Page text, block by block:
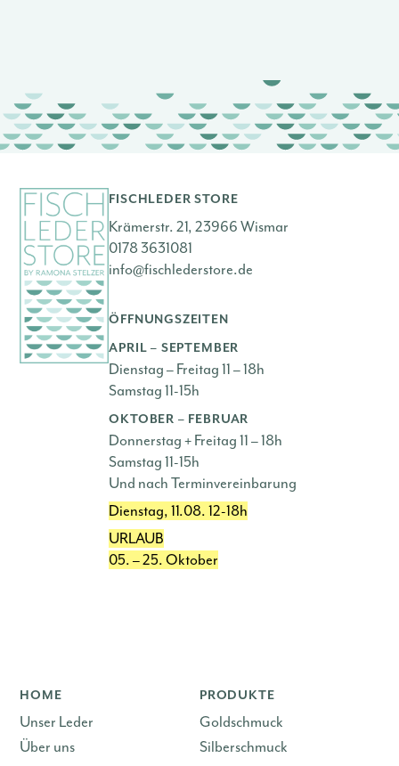
FISCHLEDER STORE
Krämerstr. 21, 23966 Wismar
0178 3631081
info@fischlederstore.de
ÖFFNUNGSZEITEN
APRIL – SEPTEMBER
Dienstag – Freitag 11 – 18h
Samstag 11-15h
OKTOBER – FEBRUAR
Donnerstag + Freitag 11 – 18h
Samstag 11-15h
Und nach Terminvereinbarung
Dienstag, 11.08. 12-18h
URLAUB
05. – 25. Oktober
HOME
Unser Leder
Über uns
PRODUKTE
Goldschmuck
Silberschmuck